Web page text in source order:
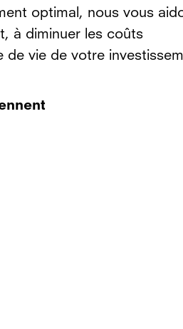
optimal, nous vous
à diminuer les coûts
vie de votre